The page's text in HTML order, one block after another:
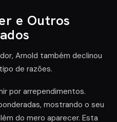
e Outros
Arnold também declinou
de razões.
por arrependimentos.
mostrando o seu
do mero aparecer. Esta